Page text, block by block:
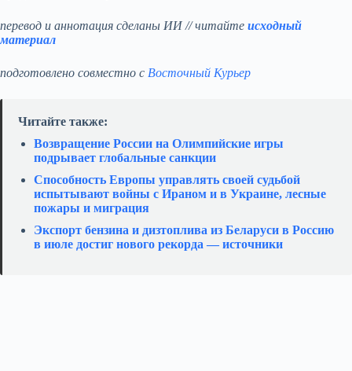
перевод и аннотация сделаны ИИ // читайте исходный
материал
подготовлено совместно с Восточный Курьер
Читайте также:
Возвращение России на Олимпийские игры
подрывает глобальные санкции
Способность Европы управлять своей судьбой
испытывают войны с Ираном и в Украине, лесные
пожары и миграция
Экспорт бензина и дизтоплива из Беларуси в Россию
в июле достиг нового рекорда — источники